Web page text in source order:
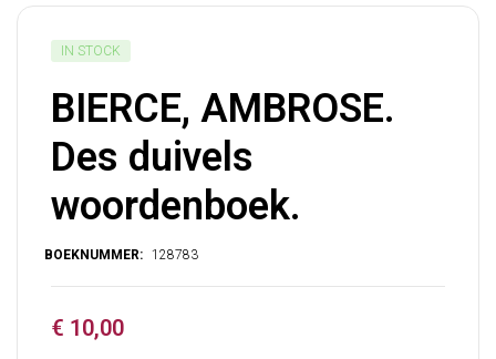
IN STOCK
BIERCE, AMBROSE.
Des duivels
woordenboek.
€ 10,00